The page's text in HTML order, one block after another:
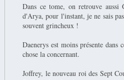
Dans ce tome, on retrouve aussi
d'Arya, pour l'instant, je ne sais
souvent grincheux !
Daenerys est moins présente dans
chose la concernant.
Joffrey, le nouveau roi des Sept